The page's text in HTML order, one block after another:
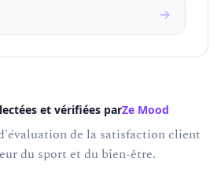
→
et vérifiées parZe Mood
de la satisfaction client
du sport et du bien-être.